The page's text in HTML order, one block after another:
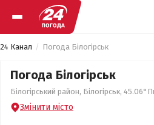
24 Канал Погода Білогірськ
Погода Білогірськ
Білогірський район, Білогірськ,
Змінити місто